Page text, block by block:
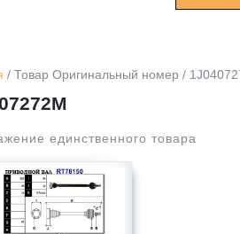
/ Товар Оригинальный номер /
единственного товара